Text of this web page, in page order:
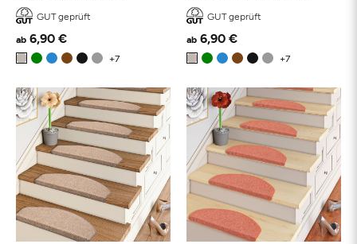
GUT geprüft
ab 6,90 €
GUT geprüft
ab 6,90 €